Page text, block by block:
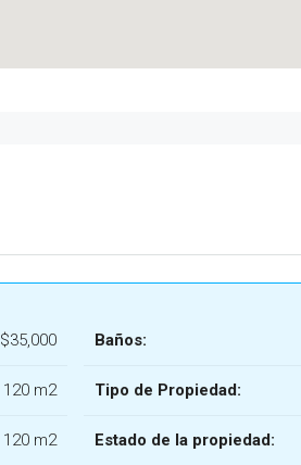
$35,000
120 m2
120 m2
Baños:
Tipo de Propiedad:
Estado de la propiedad: